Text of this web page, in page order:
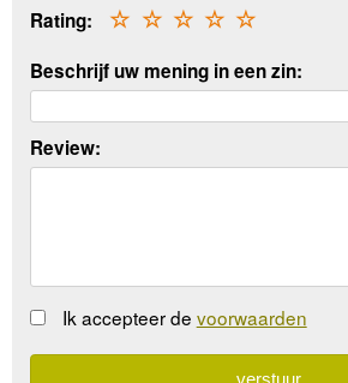
Rating: ☆
☆
☆
☆
☆
Beschrijf uw mening in een zin:
Review:
Ik accepteer de voorwaarden